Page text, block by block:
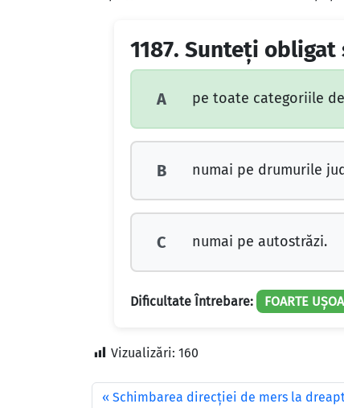
1187. Sunteţi
A pe toate categoriile
B numai pe drumurile
C numai pe autostrăzi.
Dificultate Întrebare: FOARTE
Vizualizări: 160
Schimbarea direcţiei de mers la